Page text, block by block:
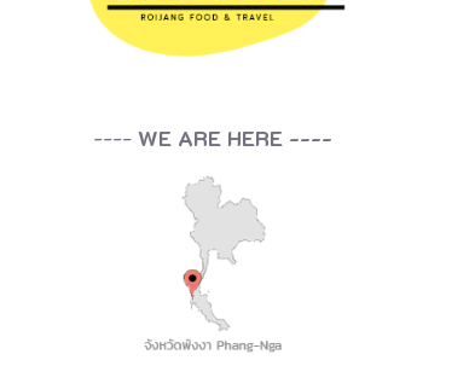
---- WE ARE HERE ----